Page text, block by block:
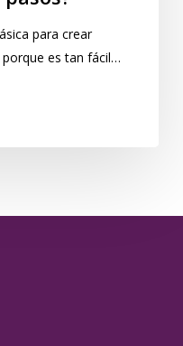
para crear
porque es tan fácil…